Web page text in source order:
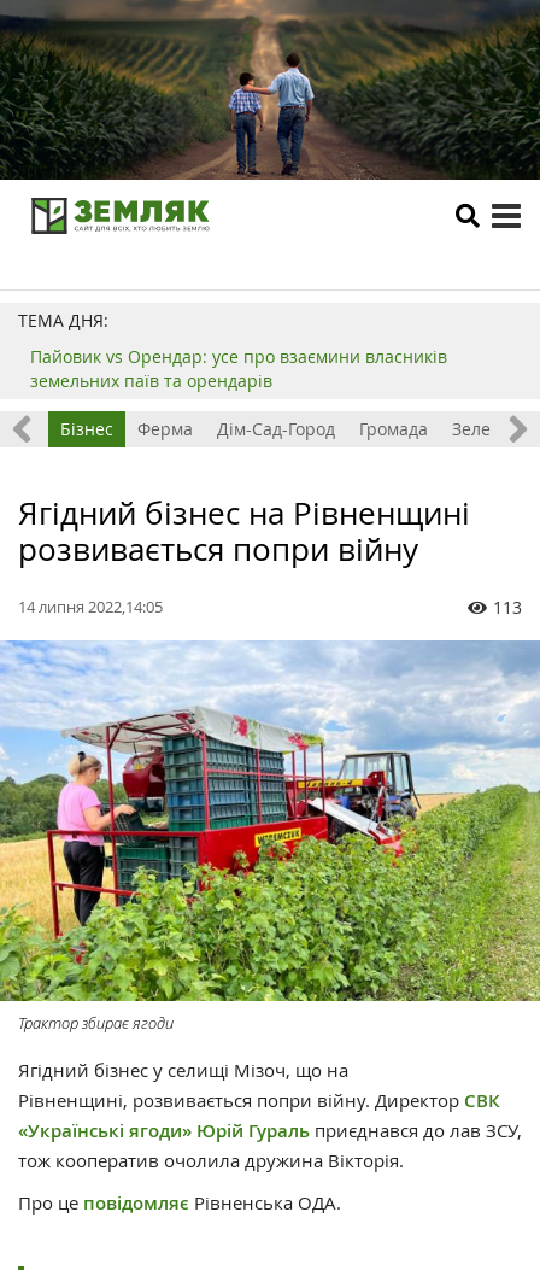
ТЕМА ДНЯ:
Пайовик vs Орендар: усе про взаємини власників
земельних паїв та орендарів
Бізнес Ферма Дім-Сад-Город Громада Зелений
Ягідний бізнес на Рівненщині
розвивається попри війну
14 липня 2022,14:05 113
Трактор збирає ягоди
Ягідний бізнес у селищі Мізоч, що на
Рівненщині, розвивається попри війну. Директор СВК
«Українські ягоди» Юрій Гураль приєднався до лав ЗСУ,
тож кооператив очолила дружина Вікторія.
Про це повідомляє Рівненська ОДА.